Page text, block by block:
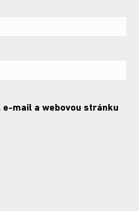
e-mail a webovou stránku